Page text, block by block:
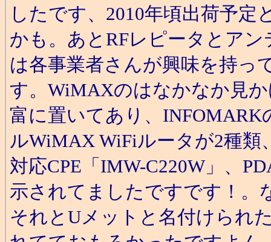
したです、2010年頃出荷予
かも。あとRFレピータとア
は各事業者さんが興味を持っ
す。WiMAXのはなかなか見
富に置いてあり、
ルWiMAX WiFiルータが2種
対応CPE「IMW-C220W」、
示されてましたですです！。
それとUメットと名付けられ